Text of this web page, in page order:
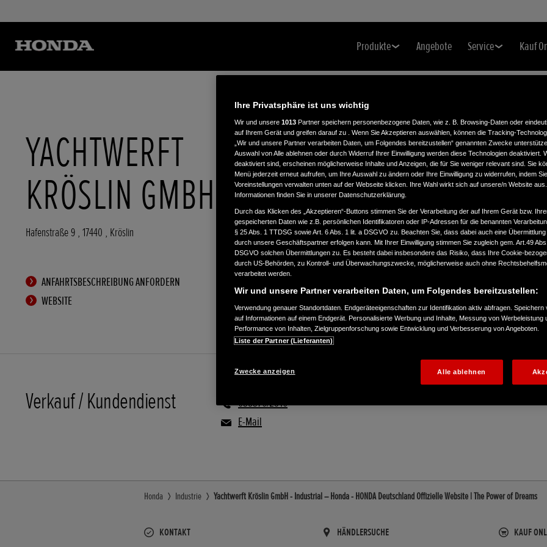
Produkte Angebote Service Kauf
YACHTWERFT
KRÖSLIN GMBH
Hafenstraße 9 , 17440 , Kröslin
ANFAHRTSBESCHREIBUNG ANFORDERN
WEBSITE
Verkauf / Kundendienst
038370/2510
E-Mail
Honda Industrie Yachtwerft Kröslin GmbH - Industrial – Honda - HONDA Deutschland Offizielle Website | The Power of Dreams
KONTAKT HÄNDLERSUCHE KAUF
Ihre Privatsphäre ist uns wichtig
Wir und unsere 1013 Partner speichern personenbezogene Daten, wie z. B. Browsing-Daten oder
auf Ihrem Gerät und greifen darauf zu . Wenn Sie Akzeptieren auswählen, können die Tracking-
„Wir und unsere Partner verarbeiten Daten, um Folgendes bereitzustellen“ genannten Zwecke
Auswahl von Alle ablehnen oder durch Widerruf Ihrer Einwilligung werden diese Technologien deaktiviert.
deaktiviert sind, erscheinen möglicherweise Inhalte und Anzeigen, die für Sie weniger relevant sind. Sie
Menü jederzeit erneut aufrufen, um Ihre Auswahl zu ändern oder Ihre Einwilligung zu widerrufen, indem
Voreinstellungen verwalten unten auf der Webseite klicken. Ihre Wahl wirkt sich auf unsere/n Website
Informationen finden Sie in unserer Datenschutzerklärung.
Durch das Klicken des „Akzeptieren“-Buttons stimmen Sie der Verarbeitung der auf Ihrem Gerät bzw.
gespeicherten Daten wie z.B. persönlichen Identifikatoren oder IP-Adressen für die benannten
§ 25 Abs. 1 TTDSG sowie Art. 6 Abs. 1 lit. a DSGVO zu. Beachten Sie, dass dabei auch eine Übermittlung
durch unsere Geschäftspartner erfolgen kann. Mit Ihrer Einwilligung stimmen Sie zugleich gem. Art.49
DSGVO solchen Übermittlungen zu. Es besteht dabei insbesondere das Risiko, dass Ihre Cookie-
durch US-Behörden, zu Kontroll- und Überwachungszwecke, möglicherweise auch ohne
verarbeitet werden.
Wir und unsere Partner verarbeiten Daten, um Folgendes bereitzustellen:
Verwendung genauer Standortdaten. Endgeräteeigenschaften zur Identifikation aktiv abfragen. Speichern
auf Informationen auf einem Endgerät. Personalisierte Werbung und Inhalte, Messung von Werbeleistung
Performance von Inhalten, Zielgruppenforschung sowie Entwicklung und Verbesserung von Angeboten.
Liste der Partner (Lieferanten)
Zwecke anzeigen Alle ablehnen